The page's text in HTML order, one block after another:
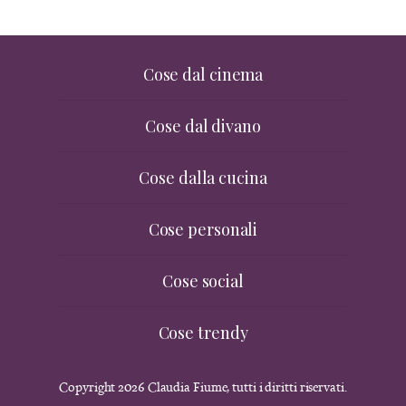
Cose dal cinema
Cose dal divano
Cose dalla cucina
Cose personali
Cose social
Cose trendy
Copyright 2026 Claudia Fiume, tutti i diritti riservati.